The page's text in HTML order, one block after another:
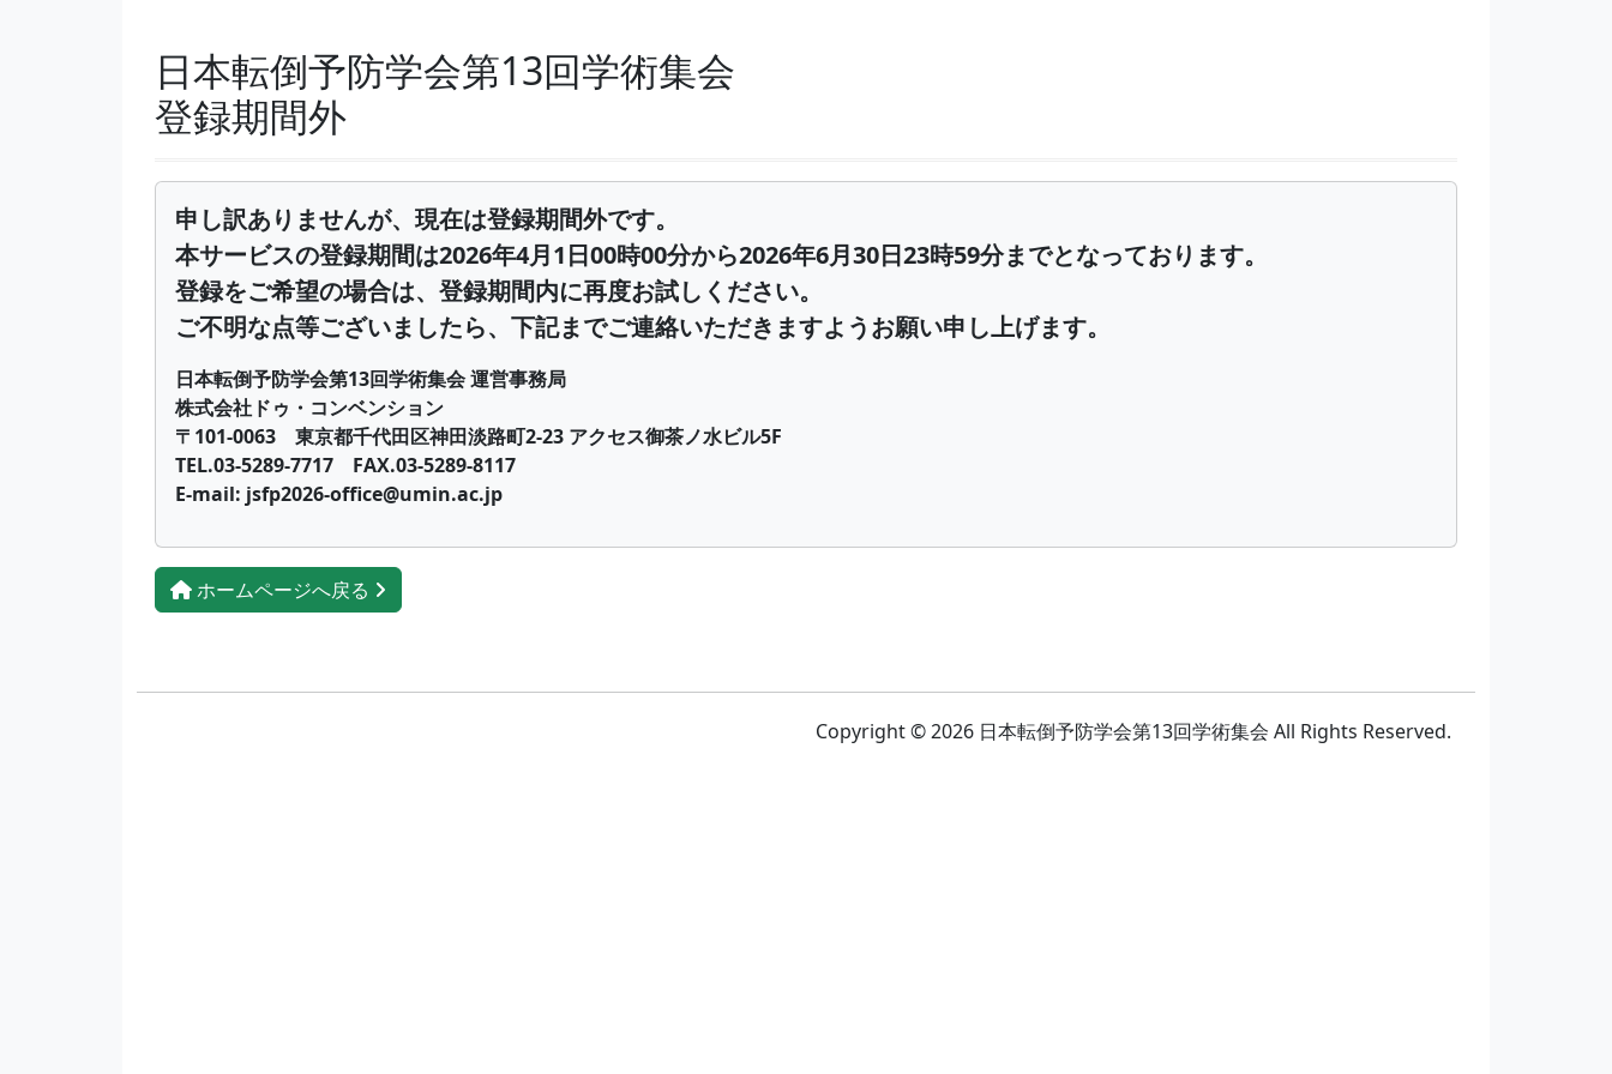
日本転倒予防学会第13回学術集会
登録期間外
申し訳ありませんが、現在は登録期間外です。
本サービスの登録期間は2026年4月1日00時00分から2026年6月30日23時59分までとなっております。
登録をご希望の場合は、登録期間内に再度お試しください。
ご不明な点等ございましたら、下記までご連絡いただきますようお願い申し上げます。
日本転倒予防学会第13回学術集会 運営事務局
株式会社ドゥ・コンベンション
〒101-0063 東京都千代田区神田淡路町2-23 アクセス御茶ノ水ビル5F
TEL.03-5289-7717 FAX.03-5289-8117
E-mail: jsfp2026-office@umin.ac.jp
ホームページへ戻る
Copyright © 2026 日本転倒予防学会第13回学術集会 All Rights Reserved.